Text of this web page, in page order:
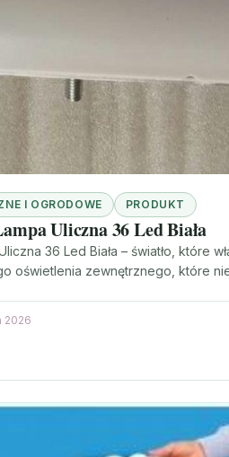
I OGRODOWE PRODUKT
Uliczna 36 Led Biała
36 Led Biała – światło, które
oświetlenia zewnętrznego, które
2026